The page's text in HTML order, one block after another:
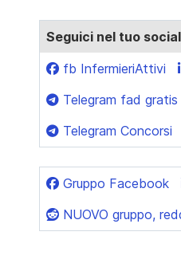
Seguici nel tuo
fb InfermieriAttivi
Telegram fad
Telegram Concorsi
Gruppo Facebook
NUOVO gruppo,